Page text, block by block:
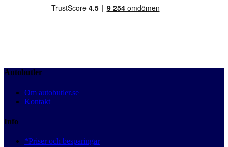
Autobutler
Om autobutler.se
Kontakt
Info
*Priser och besparingar